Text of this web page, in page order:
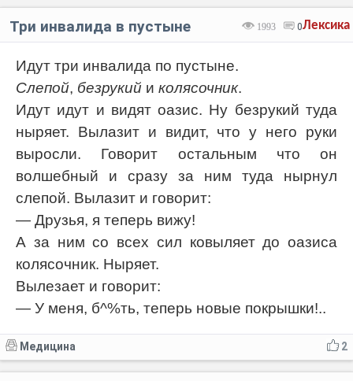
Лексика
1993 0
Три инвалида в пустыне
Идут три инвалида по пустыне.
Слепой, безрукий и колясочник.
Идут идут и видят оазис. Ну безрукий туда
ныряет. Вылазит и видит, что у него руки
выросли. Говорит остальным что он
волшебный и сразу за ним туда нырнул
слепой. Вылазит и говорит:
— Друзья, я теперь вижу!
А за ним со всех сил ковыляет до оазиса
колясочник. Ныряет.
Вылезает и говорит:
— У меня, б^%ть, теперь новые покрышки!..
2
Медицина